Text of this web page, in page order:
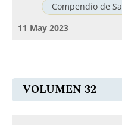
Compendio de
11 May 2023
VOLUMEN 32